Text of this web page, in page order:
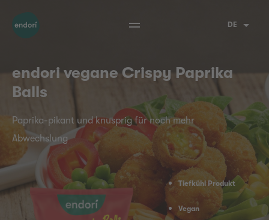
DE
endori vegane Crispy Paprika
Balls
Paprika-pikant und knusprig für noch mehr
Abwechslung
Tiefkühl Produkt
Vegan